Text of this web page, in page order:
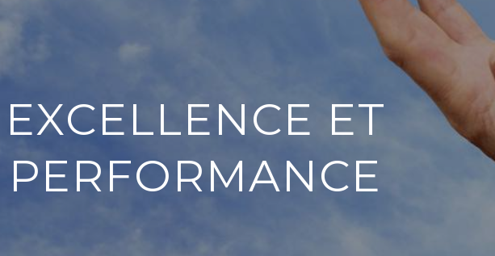
EXCELLENCE ET
PERFORMANCE